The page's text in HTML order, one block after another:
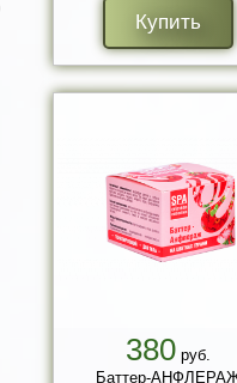
Купить
380руб.
Баттер-